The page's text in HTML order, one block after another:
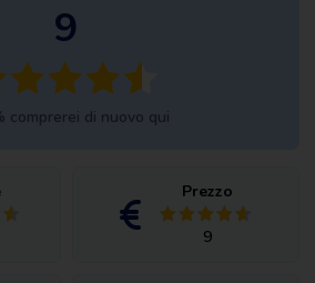
Prezzo
9
9
comprerei di nuovo qui